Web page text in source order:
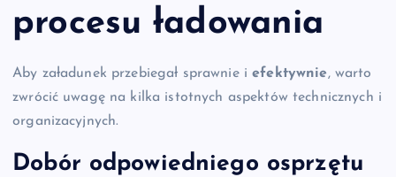
procesu ładowania
Aby załadunek przebiegał sprawnie iefektywnie, warto
zwrócić uwagę na kilka istotnych aspektów technicznych i
organizacyjnych.
Dobór odpowiedniego osprzętu